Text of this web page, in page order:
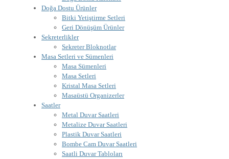
Doğa Dostu Ürünler
Bitki Yetiştirme Setleri
Geri Dönüşüm Ürünler
Sekreterlikler
Sekreter Bloknotlar
Masa Setleri ve Sümenleri
Masa Sümenleri
Masa Setleri
Kristal Masa Setleri
Masaüstü Organizerler
Saatler
Metal Duvar Saatleri
Metalize Duvar Saatleri
Plastik Duvar Saatleri
Bombe Cam Duvar Saatleri
Saatli Duvar Tabloları